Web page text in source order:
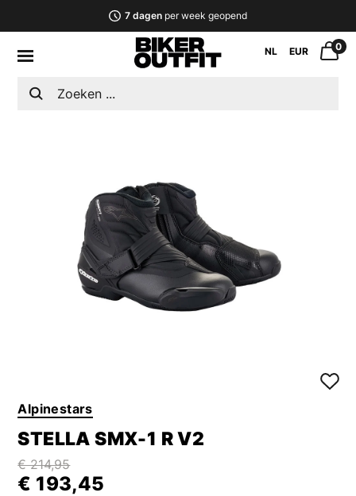
7 dagenper week geopend
NL EUR 0
Alpinestars
STELLA SMX-1 R V2
€ 214,95
€ 193,45